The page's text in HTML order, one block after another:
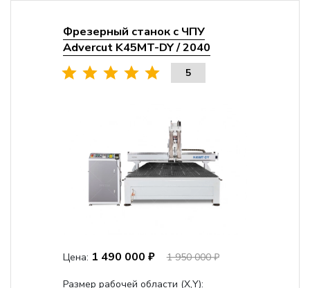
Фрезерный станок с ЧПУ
Advercut K45MT-DY / 2040
5
Цена: 1 490 000 ₽ 1 950 000 ₽
Размер рабочей области (Х,Y):